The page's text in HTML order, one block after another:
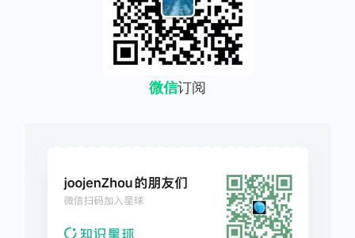
微信订阅